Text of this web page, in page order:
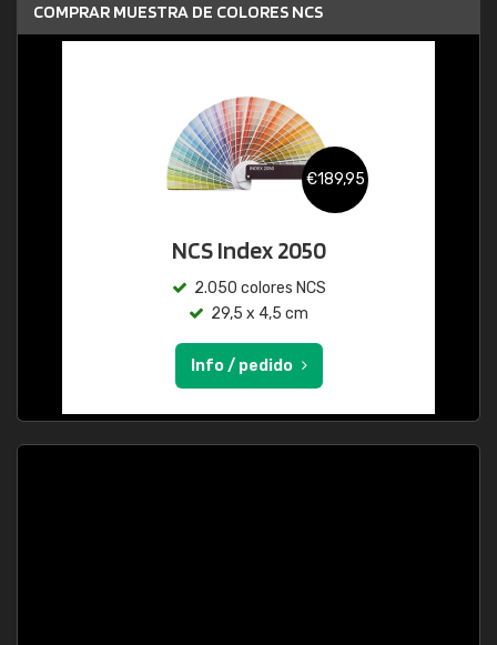
COMPRAR MUESTRA DE COLORES NCS
€189,95
NCS Index 2050
2.050 colores NCS
29,5 x 4,5 cm
Info / pedido